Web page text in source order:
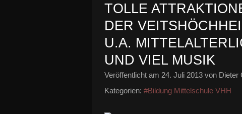
TOLLE
DER
U.A.
UND VIEL MUSIK
Veröffentlicht am 24. Juli 2013 von Dieter
Kategorien: #Bildung Mittelschule VHH